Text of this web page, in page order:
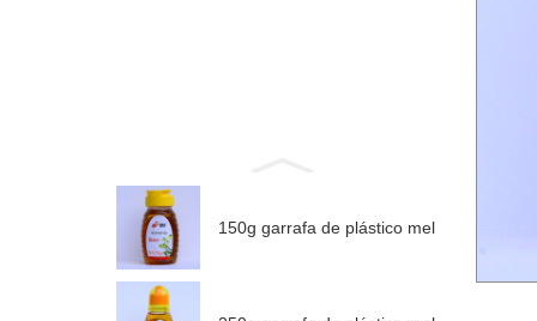
150g garrafa de plástico mel